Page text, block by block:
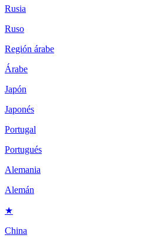
Rusia
Ruso
Región árabe
Árabe
Japón
Japonés
Portugal
Portugués
Alemania
Alemán
★
China